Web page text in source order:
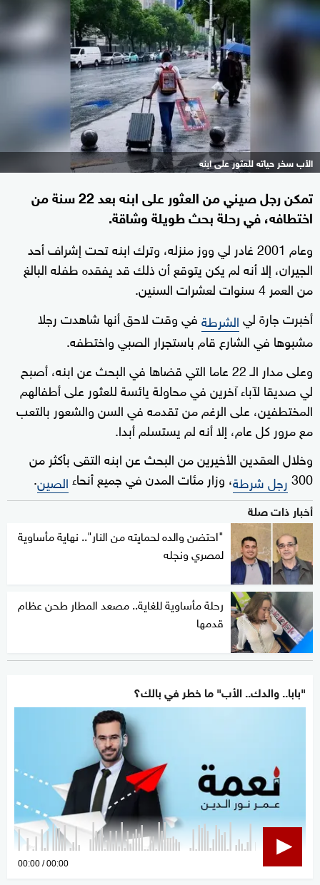
الأب سخر حياته للعثور على ابنه
تمكن رجل صيني من العثور على ابنه بعد 22 سنة من
اختطافه، في رحلة بحث طويلة وشاقة.
وعام 2001 غادر لي ووز منزله، وترك ابنه تحت إشراف أحد
الجيران، إلا أنه لم يكن يتوقع أن ذلك قد يفقده طفله البالغ
من العمر 4 سنوات لعشرات السنين.
أخبرت جارة ليالشرطةفي وقت لاحق أنها شاهدت رجلا
مشبوها في الشارع قام باستجرار الصبي واختطفه.
وعلى مدار الـ 22 عاما التي قضاها في البحث عن ابنه، أصبح
لي صديقا لآباء آخرين في محاولة يائسة للعثور على أطفالهم
المختطفين، على الرغم من تقدمه في السن والشعور بالتعب
مع مرور كل عام، إلا أنه لم يستسلم أبدا.
وخلال العقدين الأخيرين من البحث عن ابنه التقى بأكثر من
300رجل شرطة، وزار مئات المدن في جميع أنحاءالصين.
أخبار ذات صلة
"احتضن والده لحمايته من النار".. نهاية مأساوية
لمصري ونجله
رحلة مأساوية للغاية.. مصعد المطار طحن عظام
قدمها
"بابا.. والدك.. الأب" ما خطر في بالك؟
0
00:00 00:00